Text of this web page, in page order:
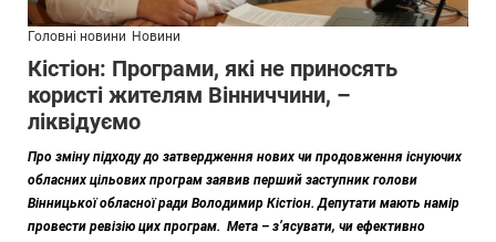
Головні новини Новини
Кістіон: Програми, які не приносять
користі жителям Вінниччини, –
ліквідуємо
Про зміну підходу до затвердження нових чи продовження існуючих
обласних цільових програм заявив перший заступник голови
Вінницької обласної ради Володимир Кістіон. Депутати мають намір
провести ревізію цих програм. Мета – з’ясувати, чи ефективно